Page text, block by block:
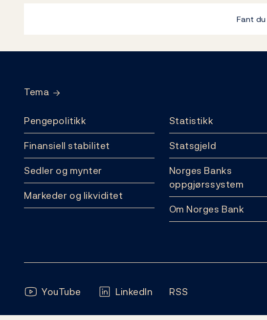
Fant
Tema
Pengepolitikk
Finansiell stabilitet
Sedler og mynter
Markeder og likviditet
Statistikk
Statsgjeld
Norges Banks
oppgjørssystem
Om Norges Bank
Følg oss:
YouTube LinkedIn RSS